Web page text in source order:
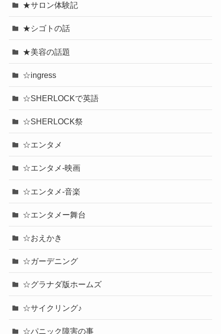
★サロン体験記
★シゴトの話
★美容の話題
☆ingress
☆SHERLOCKで英語
☆SHERLOCK祭
☆エンタメ
☆エンタメ-映画
☆エンタメ-音楽
☆エンタメー舞台
☆おえかき
☆ガーデニング
☆グラナダ版ホームズ
☆サイクリング♪
☆パニック障害の事